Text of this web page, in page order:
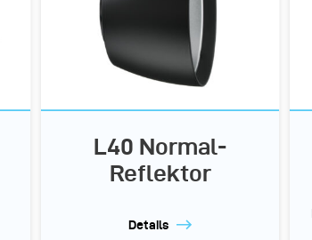
L40 Normal-
Reflektor
Details